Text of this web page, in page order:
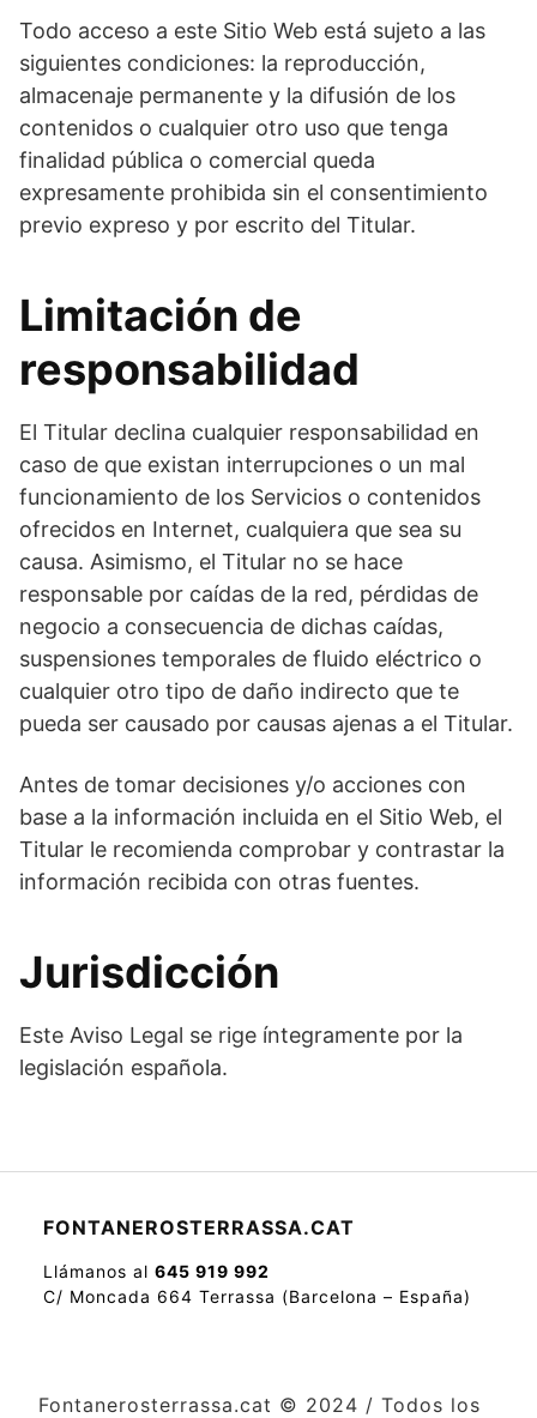
Todo acceso a este Sitio Web está sujeto a las
siguientes condiciones: la reproducción,
almacenaje permanente y la difusión de los
contenidos o cualquier otro uso que tenga
finalidad pública o comercial queda
expresamente prohibida sin el consentimiento
previo expreso y por escrito del Titular.
Limitación de
responsabilidad
El Titular declina cualquier responsabilidad en
caso de que existan interrupciones o un mal
funcionamiento de los Servicios o contenidos
ofrecidos en Internet, cualquiera que sea su
causa. Asimismo, el Titular no se hace
responsable por caídas de la red, pérdidas de
negocio a consecuencia de dichas caídas,
suspensiones temporales de fluido eléctrico o
cualquier otro tipo de daño indirecto que te
pueda ser causado por causas ajenas a el Titular.
Antes de tomar decisiones y/o acciones con
base a la información incluida en el Sitio Web, el
Titular le recomienda comprobar y contrastar la
información recibida con otras fuentes.
Jurisdicción
Este Aviso Legal se rige íntegramente por la
legislación española.
FONTANEROSTERRASSA.CAT
Llámanos al 645 919 992
C/ Moncada 664 Terrassa (Barcelona – España)
Fontanerosterrassa.cat © 2024 / Todos los